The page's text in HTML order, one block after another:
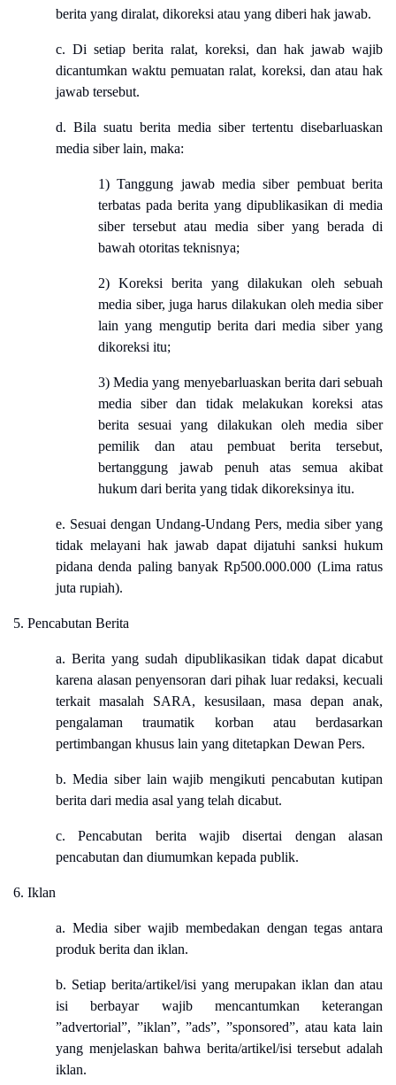
berita yang diralat, dikoreksi atau yang diberi hak jawab.
c. Di setiap berita ralat, koreksi, dan hak jawab wajib
dicantumkan waktu pemuatan ralat, koreksi, dan atau hak
jawab tersebut.
d. Bila suatu berita media siber tertentu disebarluaskan
media siber lain, maka:
1) Tanggung jawab media siber pembuat berita
terbatas pada berita yang dipublikasikan di media
siber tersebut atau media siber yang berada di
bawah otoritas teknisnya;
2) Koreksi berita yang dilakukan oleh sebuah
media siber, juga harus dilakukan oleh media siber
lain yang mengutip berita dari media siber yang
dikoreksi itu;
3) Media yang menyebarluaskan berita dari sebuah
media siber dan tidak melakukan koreksi atas
berita sesuai yang dilakukan oleh media siber
pemilik dan atau pembuat berita tersebut,
bertanggung jawab penuh atas semua akibat
hukum dari berita yang tidak dikoreksinya itu.
e. Sesuai dengan Undang-Undang Pers, media siber yang
tidak melayani hak jawab dapat dijatuhi sanksi hukum
pidana denda paling banyak Rp500.000.000 (Lima ratus
juta rupiah).
5. Pencabutan Berita
a. Berita yang sudah dipublikasikan tidak dapat dicabut
karena alasan penyensoran dari pihak luar redaksi, kecuali
terkait masalah SARA, kesusilaan, masa depan anak,
pengalaman traumatik korban atau berdasarkan
pertimbangan khusus lain yang ditetapkan Dewan Pers.
b. Media siber lain wajib mengikuti pencabutan kutipan
berita dari media asal yang telah dicabut.
c. Pencabutan berita wajib disertai dengan alasan
pencabutan dan diumumkan kepada publik.
6. Iklan
a. Media siber wajib membedakan dengan tegas antara
produk berita dan iklan.
b. Setiap berita/artikel/isi yang merupakan iklan dan atau
isi berbayar wajib mencantumkan keterangan
”advertorial”, ”iklan”, ”ads”, ”sponsored”, atau kata lain
yang menjelaskan bahwa berita/artikel/isi tersebut adalah
iklan.